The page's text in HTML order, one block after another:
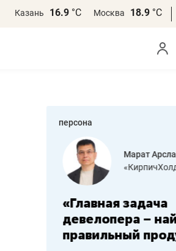
Казань 16.9 °С Москва 18.9 °С
персона
Марат
«Главная задача
девелопера –
правильный